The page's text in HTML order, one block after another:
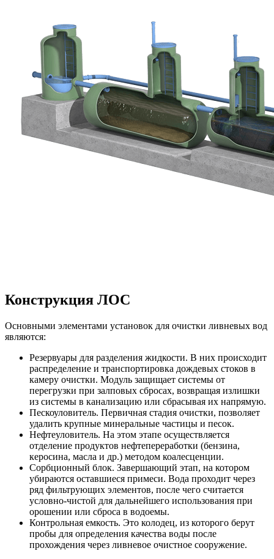
Конструкция ЛОС
Основными элементами установок для очистки ливневых вод
являются:
Резервуары для разделения жидкости. В них происходит
распределение и транспортировка дождевых стоков в
камеру очистки. Модуль защищает системы от
перегрузки при залповых сбросах, возвращая излишки
из системы в канализацию или сбрасывая их напрямую.
Пескоуловитель. Первичная стадия очистки, позволяет
удалить крупные минеральные частицы и песок.
Нефтеуловитель. На этом этапе осуществляется
отделение продуктов нефтепереработки (бензина,
керосина, масла и др.) методом коалесценции.
Сорбционный блок. Завершающий этап, на котором
убираются оставшиеся примеси. Вода проходит через
ряд фильтрующих элементов, после чего считается
условно-чистой для дальнейшего использования при
орошении или сброса в водоемы.
Контрольная емкость. Это колодец, из которого берут
пробы для определения качества воды после
прохождения через ливневое очистное сооружение.